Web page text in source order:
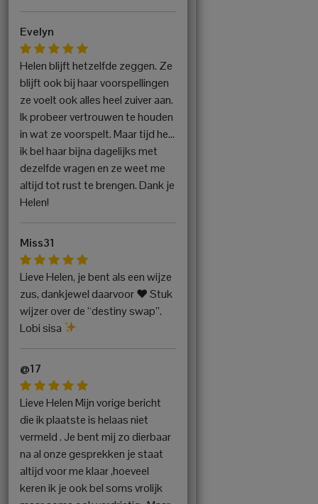
Evelyn
Helen blijft hetzelfde zeggen. Ze
blijft ook bij haar voorspellingen
ze voelt ook alles heel zuiver aan.
Ik probeer vertrouwen te houden
in wat ze voorspelt. Maar tijd he…
ik bel haar bijna dagelijks met
dezelfde vragen en ze weet me
altijd tot rust te brengen. Dank je
Helen!
Miss31
Lieve Helen, je bent als een wijze
zus, dankjewel daarvoor♥️Stuk
wijzer over de “destiny swap”.
Lobi sisa
@17
Lieve Helen Mijn vorige bericht
die ik plaatste is helaas niet
vermeld . Je bent mij zo dierbaar
na al onze gesprekken je staat
altijd voor me klaar ,hoeveel
keren ik je ook bel soms vrolijk